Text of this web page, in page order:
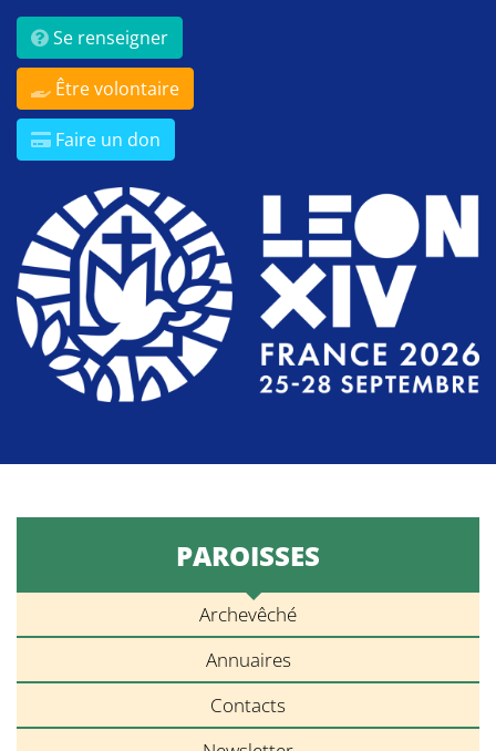
Se renseigner
Être volontaire
Faire un don
PAROISSES
Archevêché
Annuaires
Contacts